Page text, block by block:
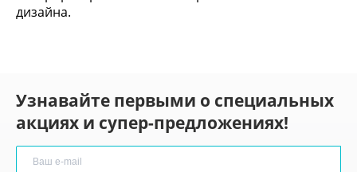
дизайна.
Узнавайте первыми о специальных
акциях и супер-предложениях!